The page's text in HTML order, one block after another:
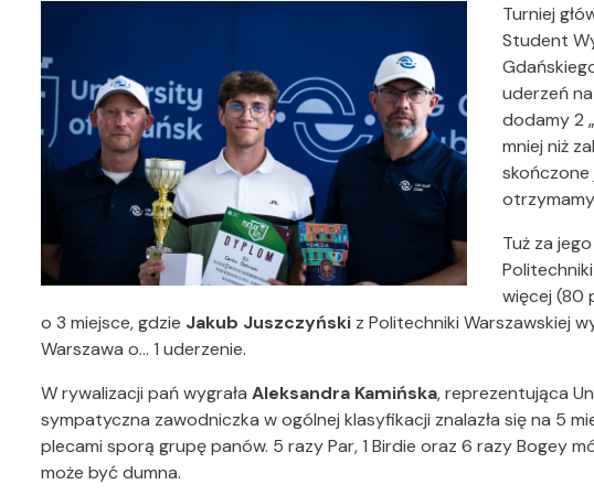
Turniej
Student
uderzeń
dodamy 2
mniej niż
Tuż za
więcej (80
o 3 miejsce, gdzie Jakub Juszczyński z Politechniki Warszawskiej
Warszawa o… 1 uderzenie.
W rywalizacji pań wygrała Aleksandra Kamińska, reprezentująca
sympatyczna zawodniczka w ogólnej klasyfikacji znalazła się na 5
plecami sporą grupę panów. 5 razy Par, 1 Birdie oraz 6 razy Bogey
może być dumna.